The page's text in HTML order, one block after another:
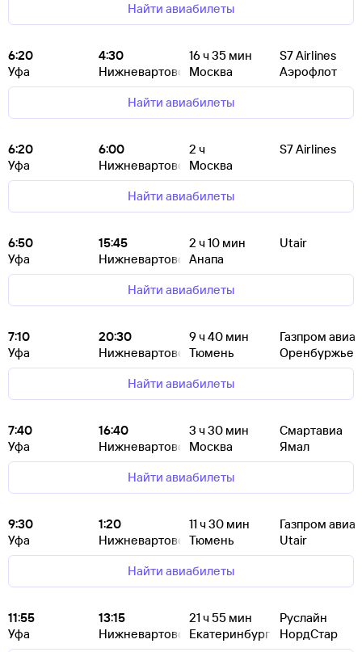
Найти авиабилеты
6:20
Уфа
4:30
Нижневартовск
16ч 35 мин
Москва
S7 Airlines
Аэрофлот
Найти авиабилеты
6:20
Уфа
6:00
Нижневартовск
2 ч
Москва
S7 Airlines
Найти авиабилеты
6:50
Уфа
15:45
Нижневартовск
2 ч 10 мин
Анапа
Utair
Найти авиабилеты
7:10
Уфа
20:30
Нижневартовск
9ч 40 мин
Тюмень
Газпром авиа
Оренбуржье
Найти авиабилеты
7:40
Уфа
16:40
Нижневартовск
3 ч 30 мин
Москва
Смартавиа
Ямал
Найти авиабилеты
9:30
Уфа
1:20
Нижневартовск
11ч 30 мин
Тюмень
Газпром авиа
Utair
Найти авиабилеты
11:55
Уфа
13:15
Нижневартовск
21ч 55 мин
Екатеринбург
Руслайн
НордСтар